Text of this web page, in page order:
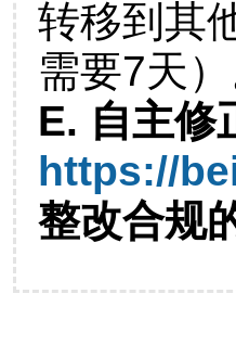
转移到其
需要7天）
E. 自主修
https://
整改合规